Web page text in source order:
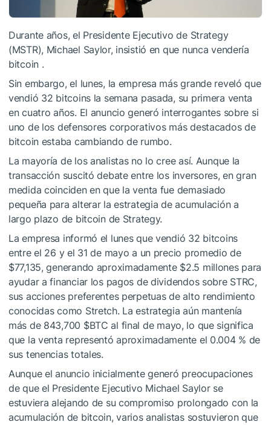
Durante años, el Presidente Ejecutivo de Strategy
(MSTR), Michael Saylor, insistió en que nunca vendería
bitcoin .
Sin embargo, el lunes, la empresa más grande reveló que
vendió 32 bitcoins la semana pasada, su primera venta
en cuatro años. El anuncio generó interrogantes sobre si
uno de los defensores corporativos más destacados de
bitcoin estaba cambiando de rumbo.
La mayoría de los analistas no lo cree así. Aunque la
transacción suscitó debate entre los inversores, en gran
medida coinciden en que la venta fue demasiado
pequeña para alterar la estrategia de acumulación a
largo plazo de bitcoin de Strategy.
La empresa informó el lunes que vendió 32 bitcoins
entre el 26 y el 31 de mayo a un precio promedio de
$77,135, generando aproximadamente $2.5 millones para
ayudar a financiar los pagos de dividendos sobre STRC,
sus acciones preferentes perpetuas de alto rendimiento
conocidas como Stretch. La estrategia aún mantenía
más de 843,700 $BTC al final de mayo, lo que significa
que la venta representó aproximadamente el 0.004 % de
sus tenencias totales.
Aunque el anuncio inicialmente generó preocupaciones
de que el Presidente Ejecutivo Michael Saylor se
estuviera alejando de su compromiso prolongado con la
acumulación de bitcoin, varios analistas sostuvieron que